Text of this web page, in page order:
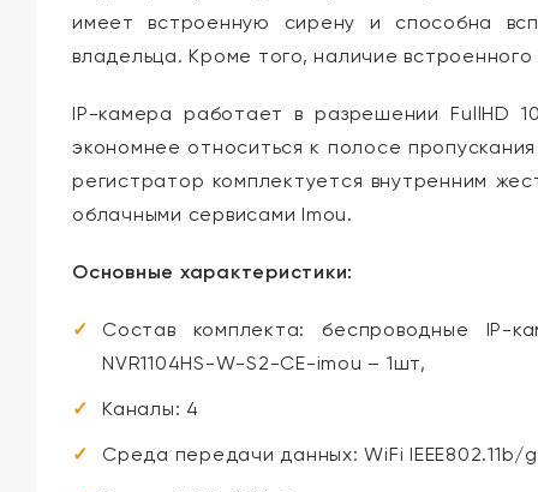
имеет встроенную сирену и способна
владельца. Кроме того, наличие
IP-камера работает в разрешении FullHD
экономнее относиться к полосе
регистратор комплектуется внутренним
облачными сервисами Imou.
Основные характеристики:
Состав комплекта: беспроводные
NVR1104HS-W-S2-CE-imou – 1шт,
Каналы: 4
Среда передачи данных: WiFi IEEE802.11b/